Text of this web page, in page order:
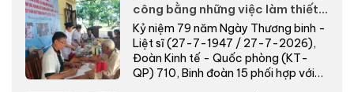
công bằng những việc làm thiết
thực nơi biên giới
Kỷ niệm 79 năm Ngày Thương binh -
Liệt sĩ (27-7-1947 / 27-7-2026),
Đoàn Kinh tế - Quốc phòng (KT-
QP) 710, Binh đoàn 15 phối hợp với